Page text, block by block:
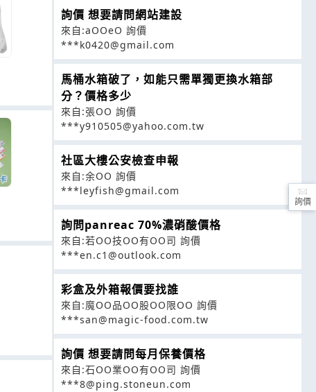
詢價 想要請問網站建設
來自:aOOeO 詢價
***k0420@gmail.com
馬桶水箱破了，如能只需單獨更換水箱部
分？價格多少
來自:張OO 詢價
***y910505@yahoo.com.tw
社區大樓公安檢查申報
來自:余OO 詢價
***leyfish@gmail.com
詢問panreac 70%濃硝酸價格
來自:若OO技OO有OO司 詢價
***en.c1@outlook.com
彩盒及外箱報價要找誰
來自:魔OO品OO股OO限OO 詢價
***san@magic-food.com.tw
詢價 想要請問每月保養價格
來自:石OO業OO有OO司 詢價
***8@ping.stoneun.com
詢價